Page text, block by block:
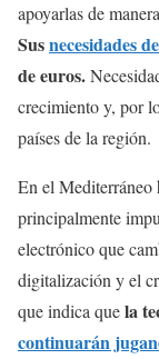
apoyarlas de
Susnecesidades
de euros.
crecimiento y, por
países de la región.
En el Mediterráneo
principalmente
electrónico que
digitalización y el
que indica quela
continuarán